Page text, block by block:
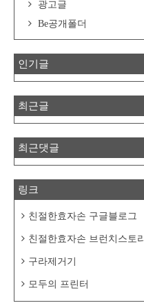
광고글
Be공개폴더
인기글
최근글
최근댓글
링크
친절한효자손 구글블로그
친절한효자손 브런치스토리
구라제거기
모두의 프린터